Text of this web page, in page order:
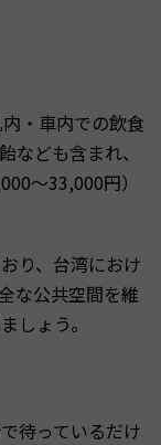
・車内での飲食
なども含まれ、
〜33,000円）
り、台湾におけ
な公共空間を維
しょう。
待っているだけ